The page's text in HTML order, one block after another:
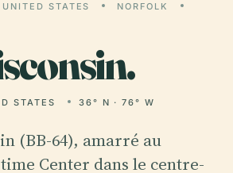
UNITED STATES
NORFOLK
STATES 36° N · 76° W
(BB-64), amarré au
Center dans le centre-